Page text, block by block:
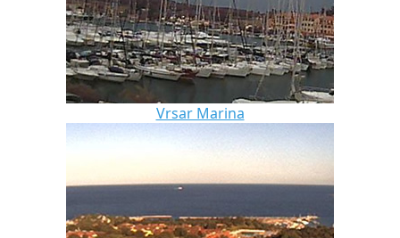
Vrsar Marina